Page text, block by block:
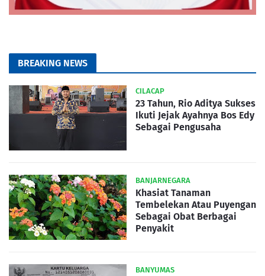
BREAKING NEWS
CILACAP
23 Tahun, Rio Aditya Sukses
Ikuti Jejak Ayahnya Bos Edy
Sebagai Pengusaha
BANJARNEGARA
Khasiat Tanaman
Tembelekan Atau Puyengan
Sebagai Obat Berbagai
Penyakit
BANYUMAS